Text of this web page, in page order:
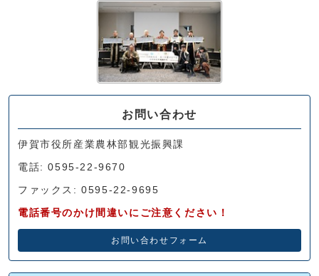
お問い合わせ
伊賀市役所産業農林部観光振興課
電話: 0595-22-9670
ファックス: 0595-22-9695
電話番号のかけ間違いにご注意ください！
お問い合わせフォーム